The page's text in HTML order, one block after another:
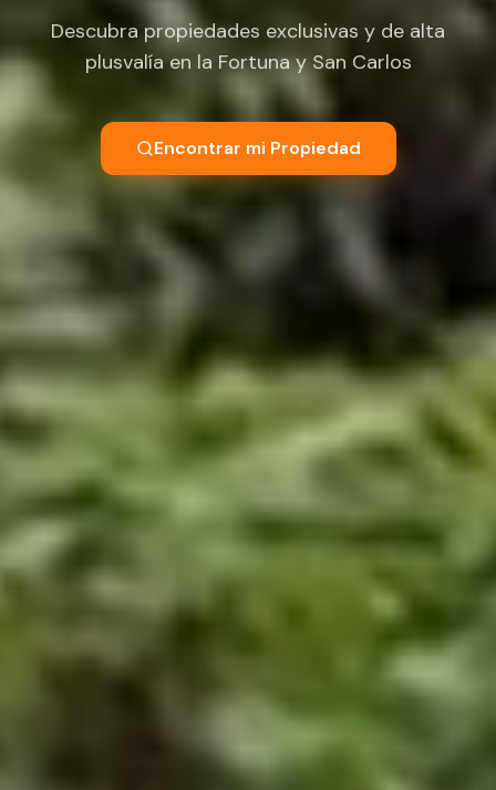
Descubra propiedades exclusivas y de alta
plusvalía en la Fortuna y San Carlos
Encontrar mi Propiedad